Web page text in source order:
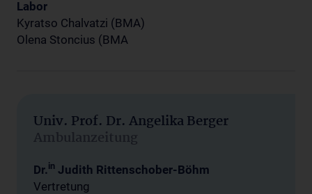
Labor
Kyratso Chalvatzi (BMA)
Olena Stoncius (BMA
Univ. Prof. Dr. Angelika Berger
Ambulanzeitung
Dr.in Judith Rittenschober-Böhm
Vertretung